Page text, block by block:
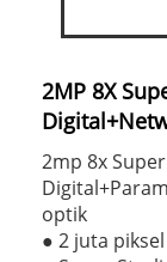
2MP 8X
2mp 8x
optik
● 2 juta